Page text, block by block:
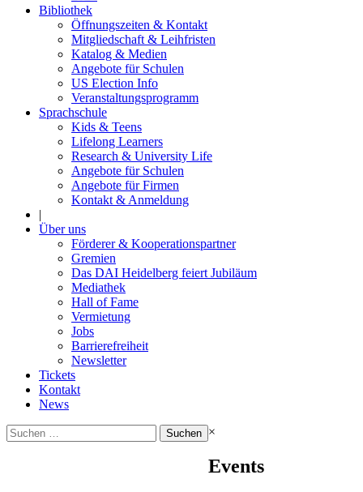
Bibliothek
Öffnungszeiten & Kontakt
Mitgliedschaft & Leihfristen
Katalog & Medien
Angebote für Schulen
US Election Info
Veranstaltungsprogramm
Sprachschule
Kids & Teens
Lifelong Learners
Research & University Life
Angebote für Schulen
Angebote für Firmen
Kontakt & Anmeldung
|
Über uns
Förderer & Kooperationspartner
Gremien
Das DAI Heidelberg feiert Jubiläum
Mediathek
Hall of Fame
Vermietung
Jobs
Barrierefreiheit
Newsletter
Tickets
Kontakt
News
Suchen
nach:
×
Events